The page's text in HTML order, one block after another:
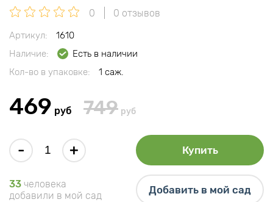
0 0 отзывов
Артикул:
1610
Наличие:
Есть в наличии
Кол-во в упаковке:
1 саж.
469 руб 749 руб
- + Купить
33 человека
добавили в мой сад
Добавить в мой сад